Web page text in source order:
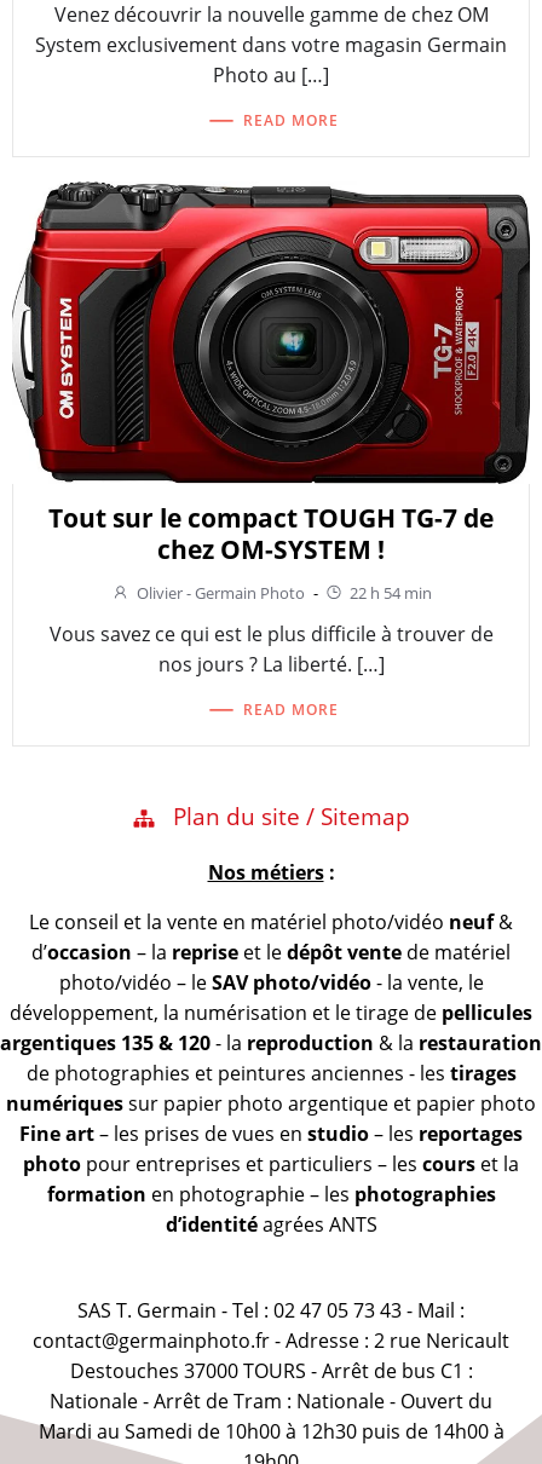
Venez découvrir la nouvelle gamme de chez OM
System exclusivement dans votre magasin Germain
Photo au […]
READ MORE
Tout sur le compact TOUGH TG-7 de
chez OM-SYSTEM !
Olivier - Germain Photo - 22 h 54 min
Vous savez ce qui est le plus difficile à trouver de
nos jours ? La liberté. […]
READ MORE
Plan du site / Sitemap
Nos métiers:
Le conseil et la vente en matériel photo/vidéo neuf&
d’occasion – la reprise et ledépôt vente de matériel
photo/vidéo – leSAV photo/vidéo- la vente, le
développement, la numérisation et le tirage de pellicules
argentiques 135 & 120- la reproduction & la restauration
de photographies et peintures anciennes - les tirages
numériquessur papier photo argentique et papier photo
Fine art– les prises de vues en studio– les reportages
photo pour entreprises et particuliers – les cours et la
formation en photographie – les photographies
d’identitéagrées ANTS
SAS T. Germain - Tel : 02 47 05 73 43 - Mail :
contact@germainphoto.fr - Adresse : 2 rue Nericault
Destouches 37000 TOURS - Arrêt de bus C1 :
Nationale - Arrêt de Tram : Nationale - Ouvert du
Mardi au Samedi de 10h00 à 12h30 puis de 14h00 à